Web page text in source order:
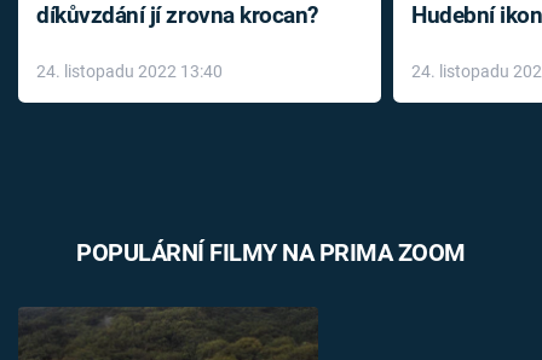
díkůvzdání jí zrovna krocan?
24. listopadu 2022 13:40
Hudební
léky
24. listopadu
POPULÁRNÍ FILMY NA PRIMA ZOOM